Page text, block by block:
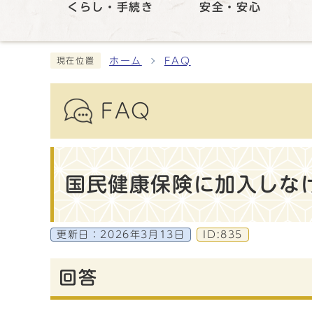
くらし・手続き 安全・安心
現在位置 ホーム FAQ
FAQ
国民健康保険に加入しな
更新日： 2026年3月13日 ID:835
回答